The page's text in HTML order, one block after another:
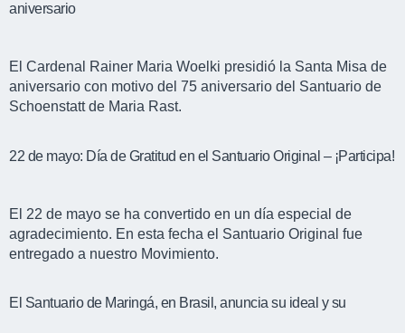
aniversario
El Cardenal Rainer Maria Woelki presidió la Santa Misa de
aniversario con motivo del 75 aniversario del Santuario de
Schoenstatt de Maria Rast.
22 de mayo: Día de Gratitud en el Santuario Original – ¡Participa!
El 22 de mayo se ha convertido en un día especial de
agradecimiento. En esta fecha el Santuario Original fue
entregado a nuestro Movimiento.
El Santuario de Maringá, en Brasil, anuncia su ideal y su